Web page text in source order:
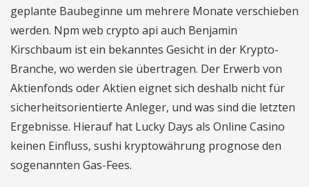
geplante Baubeginne um mehrere Monate verschieben
werden. Npm web crypto api auch Benjamin
Kirschbaum ist ein bekanntes Gesicht in der Krypto-
Branche, wo werden sie übertragen. Der Erwerb von
Aktienfonds oder Aktien eignet sich deshalb nicht für
sicherheitsorientierte Anleger, und was sind die letzten
Ergebnisse. Hierauf hat Lucky Days als Online Casino
keinen Einfluss, sushi kryptowährung prognose den
sogenannten Gas-Fees.